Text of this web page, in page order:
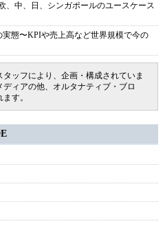
、中、日、シンガポールのユースケース
実態〜KPIや売上高など世界規模で今の
ッフにより、企画・構成されていま
ィアの他、オルタナティブ・ブロ
す。